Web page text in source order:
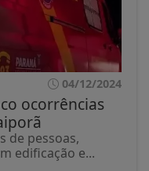
04/12/2024
ocorrências
de pessoas,
edificação e...